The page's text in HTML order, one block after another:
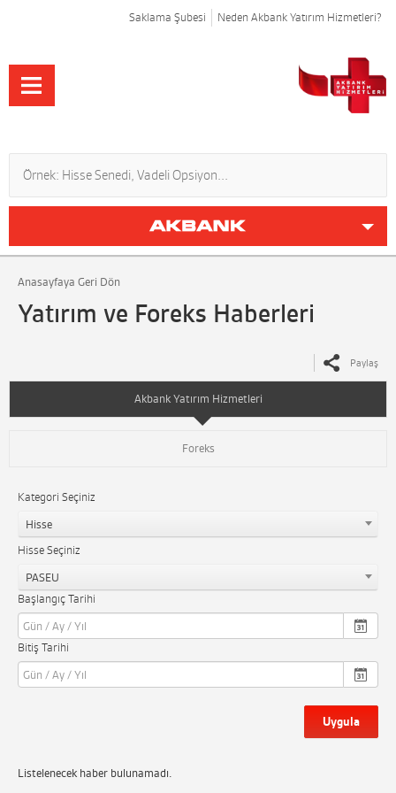
Saklama Şubesi Neden Akbank Yatırım Hizmetleri?
Anasayfaya Geri Dön
Yatırım ve Foreks Haberleri
Paylaş
Akbank Yatırım Hizmetleri
Foreks
Kategori Seçiniz
Hisse
Hisse Seçiniz
PASEU
Başlangıç Tarihi
Bitiş Tarihi
Uygula
Listelenecek haber bulunamadı.